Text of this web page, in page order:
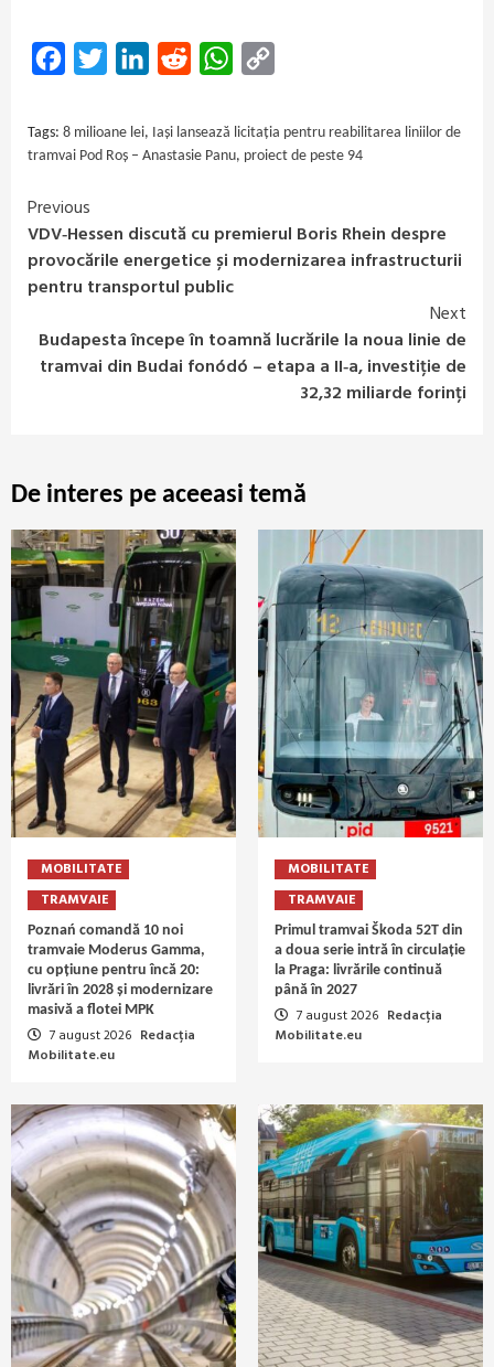
FacebookTwitter LinkedInReddit WhatsApp
Tags: 8 milioane lei, Iași lansează licitația pentru reabilitarea liniilor de
tramvai Pod Roș – Anastasie Panu, proiect de peste 94
Continue
Reading
Previous
VDV‑Hessen discută cu premierul Boris Rhein despre
provocările energetice și modernizarea infrastructurii
pentru transportul public
Next
Budapesta începe în toamnă lucrările la noua linie de
tramvai din Budai fonódó – etapa a II‑a, investiție de
32,32 miliarde forinți
De interes pe aceeasi temă
MOBILITATE
TRAMVAIE
Poznań comandă 10 noi
tramvaie Moderus Gamma,
cu opțiune pentru încă 20:
livrări în 2028 și modernizare
masivă a flotei MPK
7 august 2026 Redacția
Mobilitate.eu
MOBILITATE
TRAMVAIE
Primul tramvai Škoda 52T din
a doua serie intră în circulație
la Praga: livrările continuă
până în 2027
7 august 2026 Redacția
Mobilitate.eu